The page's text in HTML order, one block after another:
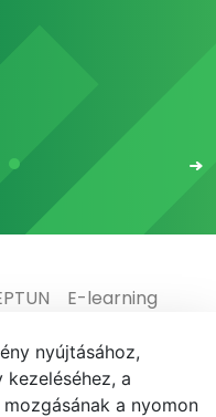
E-learning
Igazgatóság
nyújtásához,
a
a nyomon